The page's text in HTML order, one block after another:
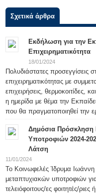
Σχετικά άρθρα
Εκδήλωση για την
Επιχειρηματικότητα
18/01/2024
Πολυδιάστατες προσεγγίσεις
επιχειρηματικότητας με
επιχειρήσεις, θερμοκοιτίδες,
η ημερίδα με θέμα την
που θα πραγματοποιηθεί την
Δημόσια Πρόσκληση
Υποτροφιών 2024-
Λάτση
11/01/2024
Το Κοινωφελές Ίδρυμα
μεταπτυχιακών υποτροφιών
τελειόφοιτους/ες φοιτητές/